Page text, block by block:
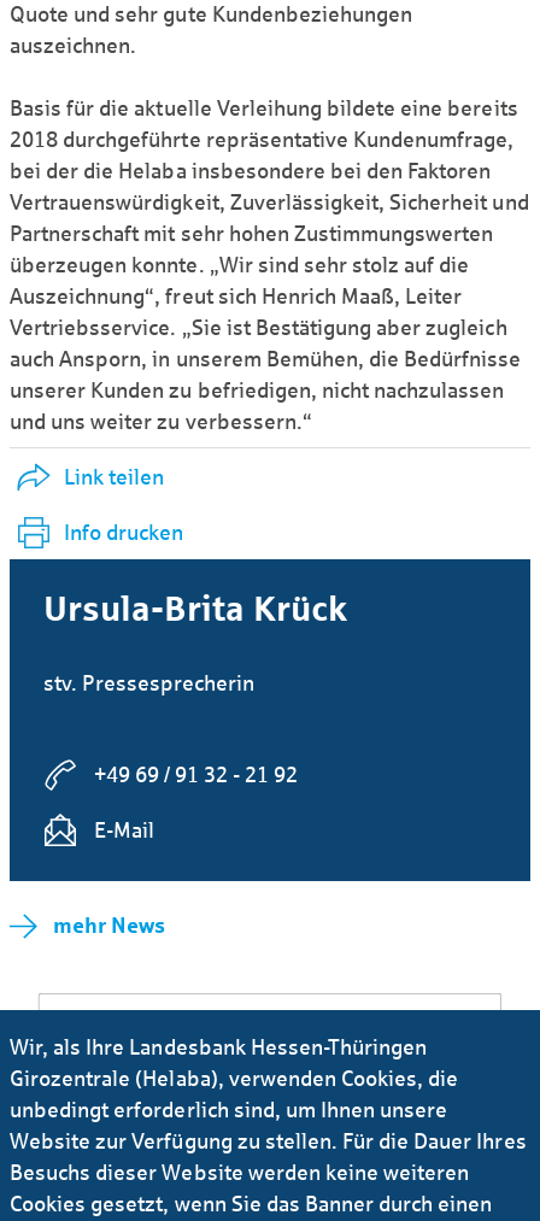
Quote und sehr gute Kunden­be­ziehungen
auszeichnen.
Basis für die aktuelle Ver­leihung bildete eine bereits
2018 durch­ge­führte repräsentative Kunden­umfrage,
bei der die Helaba insbe­sondere bei den Faktoren
Vertrauens­würdigkeit, Zuver­lässigkeit, Sicherheit und
Partner­schaft mit sehr hohen Zu­stimmungs­werten
über­zeugen konnte. „Wir sind sehr stolz auf die
Auszeichnung“, freut sich Henrich Maaß, Leiter
Vertriebs­service. „Sie ist Bestätigung aber zugleich
auch Ansporn, in unserem Bemühen, die Bedürf­nisse
unserer Kunden zu befriedigen, nicht nachzu­lassen
und uns weiter zu verbessern.“
Link teilen
Info drucken
Ursula-Brita Krück
stv. Pressesprecherin
+49 69 / 91 32 - 21 92
E-Mail
mehr News
Wir, als Ihre Landesbank Hessen-Thüringen
Girozentrale (Helaba), verwenden Cookies, die
unbedingt erforderlich sind, um Ihnen unsere
Website zur Verfügung zu stellen. Für die Dauer Ihres
Besuchs dieser Website werden keine weiteren
Cookies gesetzt, wenn Sie das Banner durch einen